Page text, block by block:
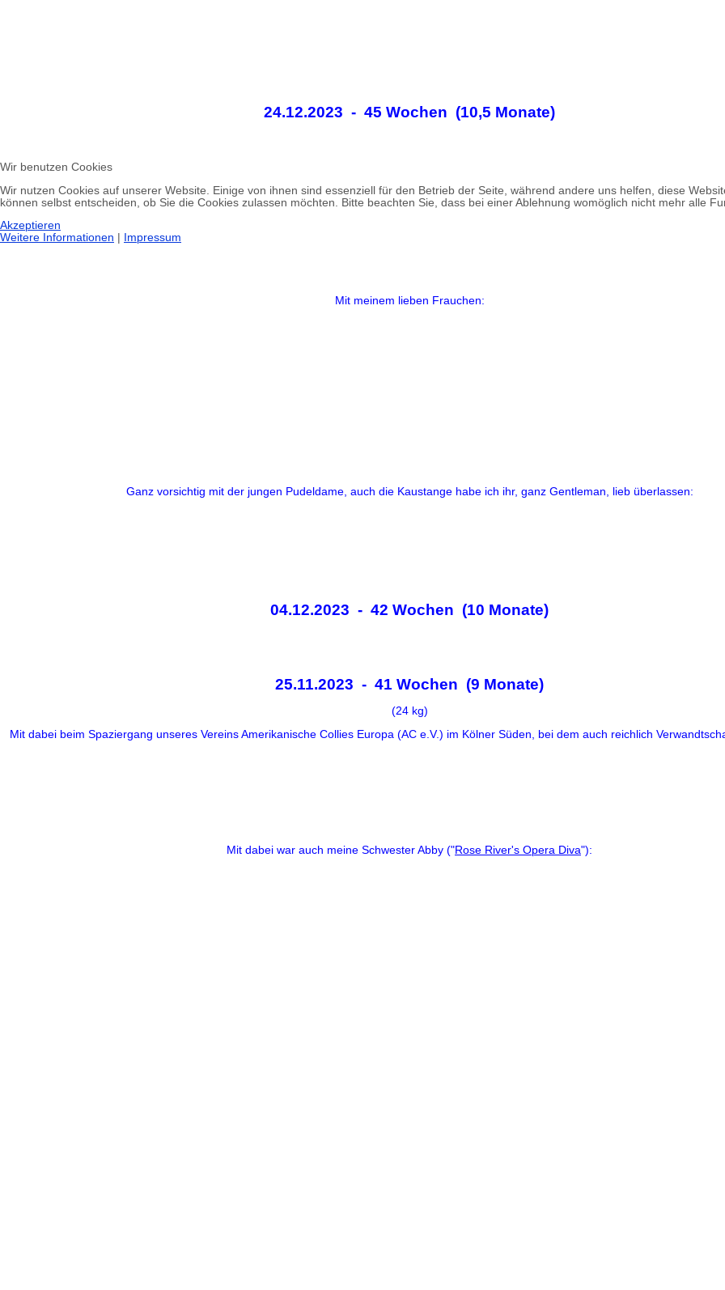
24.12.2023 - 45 Wochen (10,5 Monate)
Mit meinem lieben Frauchen:
Ganz vorsichtig mit der jungen Pudeldame, auch die Kaustange habe ich ihr, ganz Gentleman, lieb überlassen:
04.12.2023 - 42 Wochen (10 Monate)
25.11.2023 - 41 Wochen (9 Monate)
(24 kg)
Mit dabei beim Spaziergang unseres Vereins Amerikanische Collies Europa (AC e.V.) im Kölner Süden, bei dem auch reichlich
Mit dabei war auch meine Schwester Abby ("Rose River's Opera Diva"):
Wir benutzen Cookies
Wir nutzen Cookies auf unserer Website. Einige von ihnen sind essenziell für den Betrieb der Seite, während andere uns helfen, diese
können selbst entscheiden, ob Sie die Cookies zulassen möchten. Bitte beachten Sie, dass bei einer Ablehnung womöglich nicht mehr alle
Akzeptieren
Weitere Informationen
Impressum